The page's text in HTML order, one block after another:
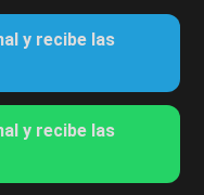
y recibe las
y recibe las